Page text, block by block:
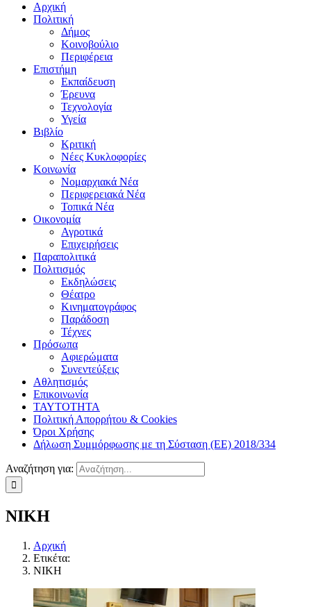
Αρχική
Πολιτική
Δήμος
Κοινοβούλιο
Περιφέρεια
Επιστήμη
Εκπαίδευση
Έρευνα
Τεχνολογία
Υγεία
Βιβλίο
Κριτική
Νέες Κυκλοφορίες
Κοινωνία
Νομαρχιακά Νέα
Περιφερειακά Νέα
Τοπικά Νέα
Οικονομία
Αγροτικά
Επιχειρήσεις
Παραπολιτικά
Πολιτισμός
Εκδηλώσεις
Θέατρο
Κινηματογράφος
Παράδοση
Τέχνες
Πρόσωπα
Αφιερώματα
Συνεντεύξεις
Αθλητισμός
Επικοινωνία
ΤΑΥΤΟΤΗΤΑ
Πολιτική Απορρήτου & Cookies
Όροι Χρήσης
Δήλωση Συμμόρφωσης με τη Σύσταση (ΕΕ) 2018/334
Αναζήτηση για:
ΝΙΚΗ
Αρχική
Ετικέτα:
ΝΙΚΗ